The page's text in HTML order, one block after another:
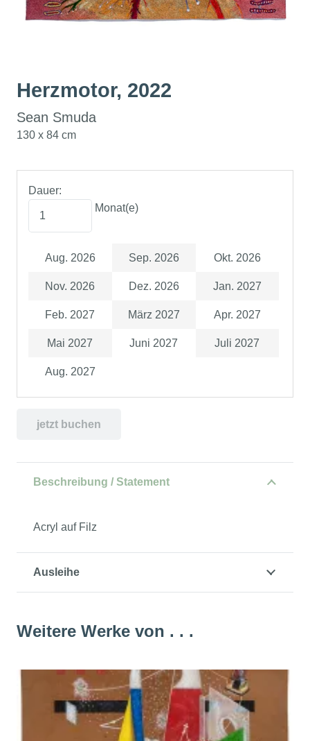
Herzmotor, 2022
Sean Smuda
130 x 84 cm
Dauer:
Monat(e)
Aug. 2026 Sep. 2026 Okt. 2026
Nov. 2026 Dez. 2026 Jan. 2027
Feb. 2027 März 2027 Apr. 2027
Mai 2027 Juni 2027 Juli 2027
Aug. 2027
jetzt buchen
Beschreibung / Statement
Acryl auf Filz
Ausleihe
Weitere Werke von . . .